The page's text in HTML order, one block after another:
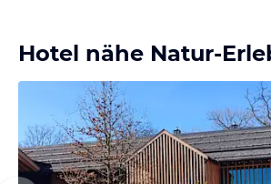
Hotel nähe Natur-